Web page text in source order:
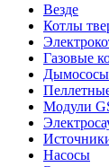
Везде
Котлы
Газовые
Дымососы
Модули
Насосы